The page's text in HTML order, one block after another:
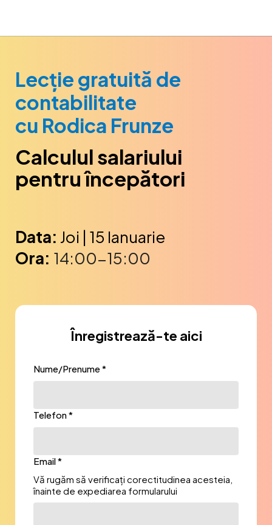
Lecție gratuită de
contabilitate
cu Rodica Frunze
Calculul salariului
pentru începători
Data: Joi | 15 Ianuarie
Ora: 14:00-15:00
Înregistrează-te aici
Nume/Prenume *
Telefon *
Email *
Vă rugăm să verificați corectitudinea acesteia,
înainte de expediarea formularului